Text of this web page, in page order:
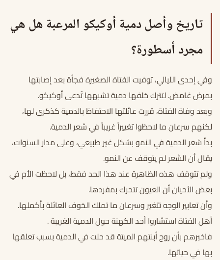
تاريخ وأصل دمية أوكيكو المرعبة هل هي
مجرد أسطورة؟
وفي إحدى الليالي، توفيت الفتاة الصغيرة فجأة بعد إصابتها
بمرض غامض. لتترك خلفها دمية تشبهها تُدعى أوكيكو.
وبعد وفاة الفتاة، قررت عائلتها الاحتفاظ بالدمية كذكرى لها،
لكنهم سرعان ما لاحظوا تغييراً غريباً في شعر الدمية.
بدأ شعر الدمية في النمو بشكل غير طبيعي، وعلى مدار السنوات،
يقال أن الشعر لم يتوقف عن النمو.
ولم تتوقف هذه الظاهرة عند هذا الحد فقط، بل لاحظت الأم في
بعض الأحيان أن العيون تتحرك بمفردها.
وأن تعابير الوجه تتغير وسرعان ما تملك الخوف العائلة بأكملها.
أهل الفتاة استشاروا أحد الكهنة حول الدمية الغريبة .
فاخبرهم بأن روح أبنتهم الميتة قد حلت في الدمية بسبب تعلقها
بها في حياتها.